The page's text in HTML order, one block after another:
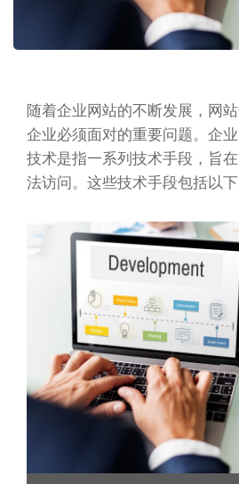
随着企业网站的不断发展，网
企业必须面对的重要问题。企
技术是指一系列技术手段，旨
法访问。这些技术手段包括以下